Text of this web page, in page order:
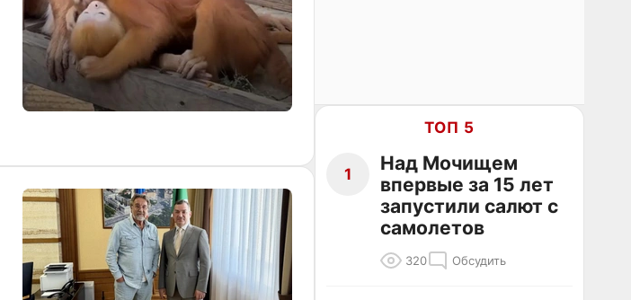
ТОП 5
1
Над Мочищем
впервые за 15 лет
запустили салют с
самолетов
320 Обсудить